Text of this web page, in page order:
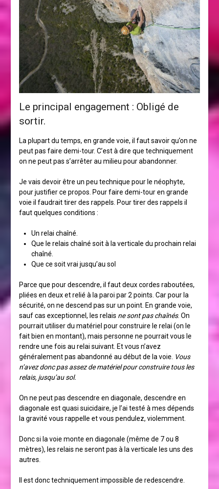
Le principal engagement : Obligé de
sortir.
La plupart du temps, en grande voie, il faut savoir qu’on ne
peut pas faire demi-tour. C’est à dire que techniquement
on ne peut pas s’arrêter au milieu pour abandonner.
Je vais devoir être un peu technique pour le néophyte,
pour justifier ce propos. Pour faire demi-tour en grande
voie il faudrait tirer des rappels. Pour tirer des rappels il
faut quelques conditions :
Un relai chaîné.
Que le relais chaîné soit à la verticale du prochain relai
chaîné.
Que ce soit vrai jusqu’au sol
Parce que pour descendre, il faut deux cordes raboutées,
pliées en deux et relié à la paroi par 2 points. Car pour la
sécurité, on ne descend pas sur un point. En grande voie,
sauf cas exceptionnel, les relais ne sont pas chaînés. On
pourrait utiliser du matériel pour construire le relai (on le
fait bien en montant), mais personne ne pourrait vous le
rendre une fois au relai suivant. Et vous n’avez
généralement pas abandonné au début de la voie. Vous
n’avez donc pas assez de matériel pour construire tous les
relais, jusqu’au sol.
On ne peut pas descendre en diagonale, descendre en
diagonale est quasi suicidaire, je l’ai testé à mes dépends
la gravité vous rappelle et vous pendulez, violemment.
Donc si la voie monte en diagonale (même de 7 ou 8
mètres), les relais ne seront pas à la verticale les uns des
autres.
Il est donc techniquement impossible de redescendre.